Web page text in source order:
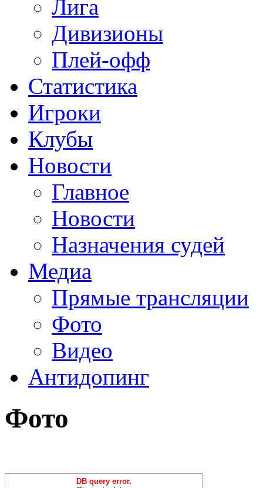
Лига
Дивизионы
Плей-офф
Статистика
Игроки
Клубы
Новости
Главное
Новости
Назначения судей
Медиа
Прямые трансляции
Фото
Видео
Антидопинг
Фото
DB query error.